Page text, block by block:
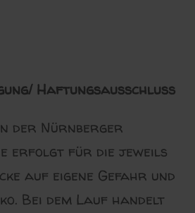
Haftungsausschluß
der Nürnberger
erfolgt für die jeweils
auf eigene Gefahr und
Bei dem Lauf handelt